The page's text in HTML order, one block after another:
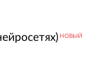
НОВЫЙ